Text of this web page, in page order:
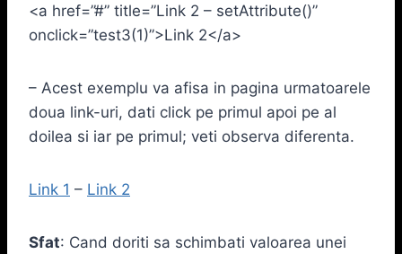
<a href=”#” title=”Link 2 – setAttribute()”
onclick=”test3(1)”>Link 2</a>
– Acest exemplu va afisa in pagina urmatoarele
doua link-uri, dati click pe primul apoi pe al
doilea si iar pe primul; veti observa diferenta.
Link 1 – Link 2
Sfat: Cand doriti sa schimbati valoarea unei